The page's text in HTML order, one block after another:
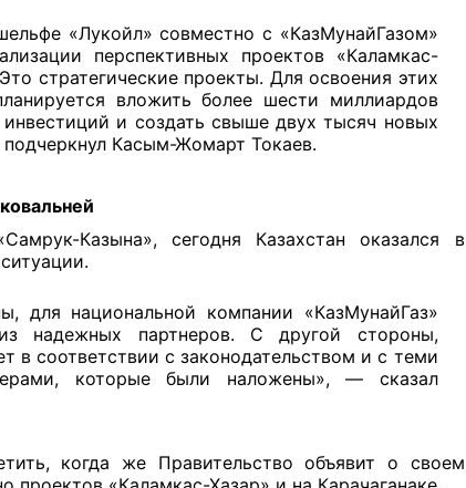
«Лукойл» совместно с «КазМунайГазом»
перспективных проектов «Каламкас-
стратегические проекты. Для освоения этих
вложить более шести миллиардов
и создать свыше двух тысяч новых
Касым-Жомарт Токаев.
Казына», сегодня Казахстан оказался в
для национальной компании «КазМунайГаз»
надежных партнеров. С другой стороны,
в соответствии с законодательством и с теми
которые были наложены», — сказал
когда же Правительство объявит о своем